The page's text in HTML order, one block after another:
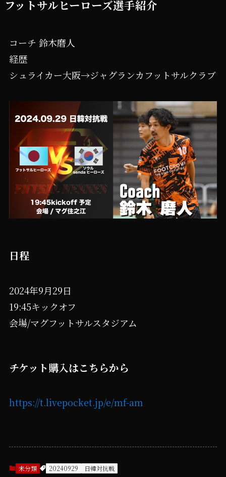
フットサルヒーローズ選手紹介
コーチ 鈴木磨人
経歴
シュライカー大阪→ジャグランカフットサルクラブ
日程
2024年9月29日
19:45キックオフ
会場/マグフットサルスタジアム
チケット購入はこちらから
https://t.livepocket.jp/e/mf-am
未分類 20240929 日韓対抗戦